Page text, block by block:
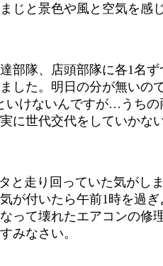
じと景色や風と空気を感
部隊、店頭部隊に各1名
した。明日の分が無いの
けないんですが…うち
世代交代をしていかな
走り回っていた気がし
が付いたら午前1時を過
って壊れたエアコンの修
みなさい。